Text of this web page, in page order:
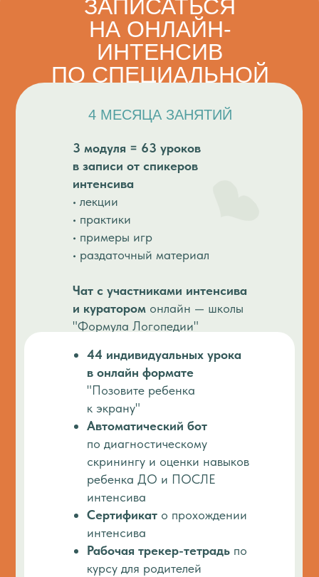
Практические материалы:
рецепты(слайм, тесто для лепки),
сенсорные игры
и интересные эксперименты
в домашних условиях, которые
малыша
нежелательным поведением
МОДУЛЯ
«СОЦИАЛЬНЫЕ НАВЫКИ.
ИГРОВАЯ
ДЕЯТЕЛЬНОСТЬ»
Выстроимрежим дня
вашему ребенку!
Игры для адаптации и
социализации
совместные активности)
самообслуживания и социальных
привычек (утренние ритуалы,
Поддержка для мам:
восстановление энергии,
забота о себе,
управление эмоциями
понимать своего ребенка
Инструменты для развития
у ребенка
ЗАПИСАТЬСЯ
НА ОНЛАЙН-
ИНТЕНСИВ
ПО СПЕЦИАЛЬНОЙ
4 МЕСЯЦА ЗАНЯТИЙ
3 модуля = 63 уроков
в записи от спикеров
интенсива
• лекции
• практики
• примеры игр
• раздаточный материал
Чат с участниками интенсива
и куратором онлайн — школы
"Формула Логопедии"
44 индивидуальных урока
в онлайн формате
"Позовите ребенка
к экрану"
Автоматический бот
по диагностическому
скринингу и оценки навыков
ребенка ДО и ПОСЛЕ
интенсива
Сертификат о прохождении
интенсива
Рабочая трекер-тетрадь по
курсу для родителей